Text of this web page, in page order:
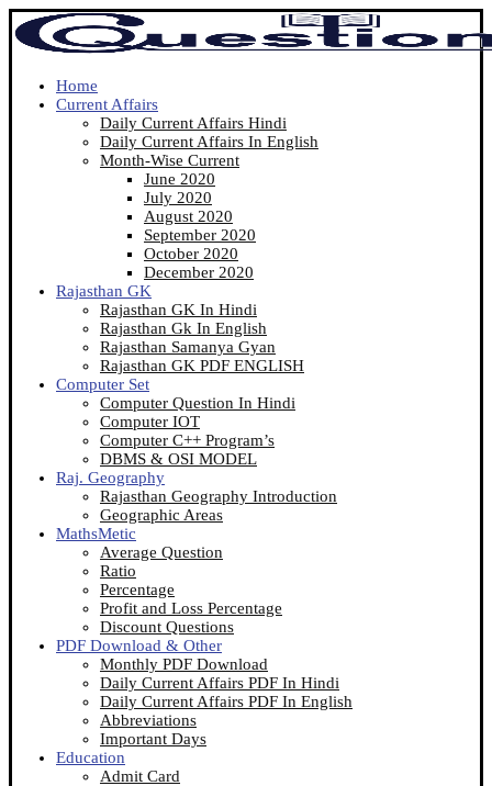
Home
Current Affairs
Daily Current Affairs Hindi
Daily Current Affairs In English
Month-Wise Current
June 2020
July 2020
August 2020
September 2020
October 2020
December 2020
Rajasthan GK
Rajasthan GK In Hindi
Rajasthan Gk In English
Rajasthan Samanya Gyan
Rajasthan GK PDF ENGLISH
Computer Set
Computer Question In Hindi
Computer IOT
Computer C++ Program’s
DBMS & OSI MODEL
Raj. Geography
Rajasthan Geography Introduction
Geographic Areas
MathsMetic
Average Question
Ratio
Percentage
Profit and Loss Percentage
Discount Questions
PDF Download & Other
Monthly PDF Download
Daily Current Affairs PDF In Hindi
Daily Current Affairs PDF In English
Abbreviations
Important Days
Education
Admit Card